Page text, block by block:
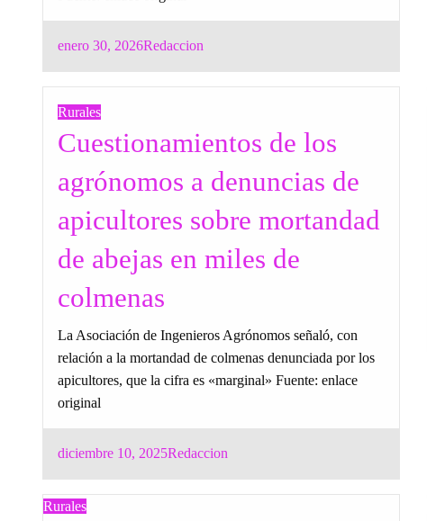
Posted
enero 30, 2026Redaccion
Rurales
Cuestionamientos de los
agrónomos a denuncias de
apicultores sobre mortandad
de abejas en miles de
colmenas
La Asociación de Ingenieros Agrónomos señaló, con
relación a la mortandad de colmenas denunciada por los
apicultores, que la cifra es «marginal» Fuente: enlace
original
Posted
diciembre 10, 2025Redaccion
Rurales